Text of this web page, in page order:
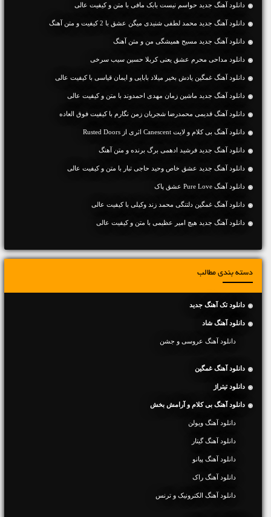
دانلود آهنگ جديد حواسم نیست بابک مافی با متن و کیفیت عالی
دانلود آهنگ جديد محمد لطفی شنیدی میگن عشق با 2 کیفیت و متن آهنگ
دانلود آهنگ جديد مسیح همیشگی من و متن آهنگ
دانلود مداحی محرم عشق یعنی کربلا حسین سیب سرخی
دانلود آهنگ غمگین یادش بخیر میلاد بابایی و ایمان قیاسی با کیفیت عالی
دانلود آهنگ جديد ماشین زمان مهدی احمدوند با متن و کیفیت عالی
دانلود آهنگ قدیمی محمدرضا شجریان زمن نگارم با کیفیت فوق العاده
دانلود آهنگ بی کلام و لایت Canescent اثری از Rusted Doors
دانلود آهنگ جديد فرشید ادهمی برگ برنده و متن آهنگ
دانلود آهنگ جديد عشق خاص وحید حاجی تبار با متن و کیفیت عالی
دانلود آهنگ Pure Love عشق پاک
دانلود آهنگ غمگین دلتنگی محمد زند وکیلی با کیفیت عالی
دانلود آهنگ جديد هیچ امیر عظیمی با متن و کیفیت عالی
دسته بندی مطالب
دانلود تک آهنگ جدید
دانلود آهنگ شاد
دانلود آهنگ عروسی و جشن
دانلود آهنگ غمگین
دانلود تیتراژ
دانلود آهنگ بی کلام و آرامش بخش
دانلود آهنگ ویولن
دانلود آهنگ گیتار
دانلود آهنگ پیانو
دانلود آهنگ راک
دانلود آهنگ الکترونیک و ترنس